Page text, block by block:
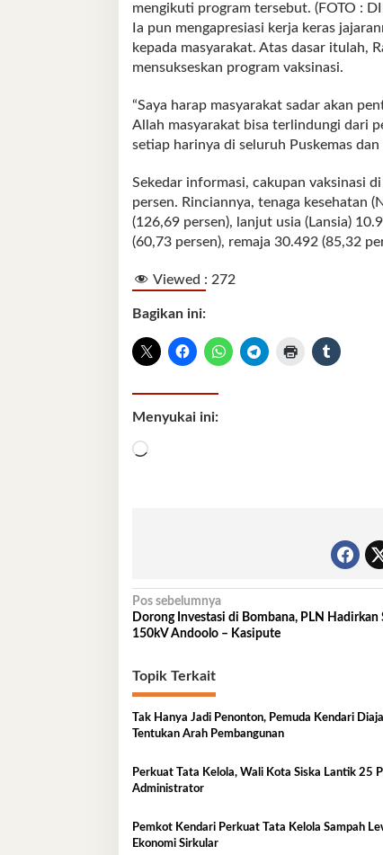
mengikuti program tersebut. (FOTO :
Ia pun mengapresiasi kerja keras
kepada masyarakat. Atas dasar itulah,
mensukseskan program vaksinasi.
“Saya harap masyarakat sadar akan
Allah masyarakat bisa terlindungi dari
setiap harinya di seluruh Puskemas
Sekedar informasi, cakupan vaksinasi
persen. Rinciannya, tenaga kesehatan
(126,69 persen), lanjut usia (Lansia)
(60,73 persen), remaja 30.492 (85,32
Viewed : 272
Bagikan ini:
Menyukai ini:
Memuat...
Navigasi
pos
Pos sebelumnya
Dorong Investasi di Bombana, PLN Hadirkan
150kV Andoolo – Kasipute
Topik Terkait
Tak Hanya Jadi Penonton, Pemuda Kendari
Tentukan Arah Pembangunan
Perkuat Tata Kelola, Wali Kota Siska Lantik 25
Administrator
Pemkot Kendari Perkuat Tata Kelola Sampah
Ekonomi Sirkular